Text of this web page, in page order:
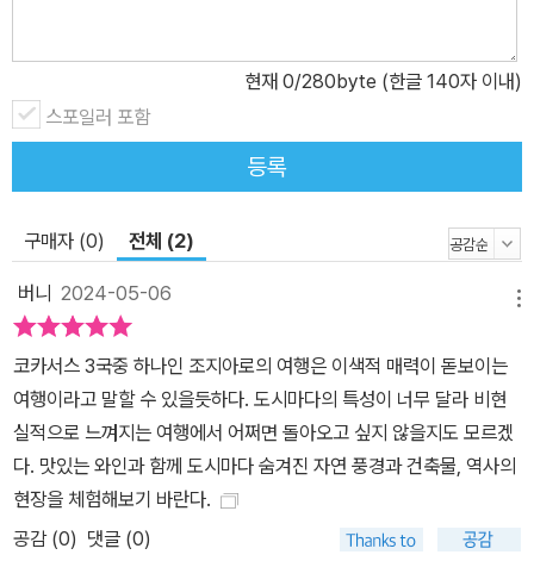
현재 0/280byte (한글 140자 이내)
스포일러 포함
등록
구매자 (0) 전체 (2)
버니 2024-05-06
코카서스 3국중 하나인 조지아로의 여행은 이색적 매력이 돋보이는
여행이라고 말할 수 있을듯하다. 도시마다의 특성이 너무 달라 비현
실적으로 느껴지는 여행에서 어쩌면 돌아오고 싶지 않을지도 모르겠
다. 맛있는 와인과 함께 도시마다 숨겨진 자연 풍경과 건축물, 역사의
현장을 체험해보기 바란다.
공감 (0) 댓글 (0)